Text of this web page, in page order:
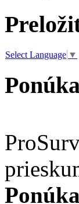
Select Language ▼